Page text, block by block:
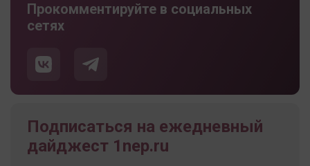
Прокомментируйте в социальных
сетях
Подписаться на ежедневный
дайджест 1nep.ru